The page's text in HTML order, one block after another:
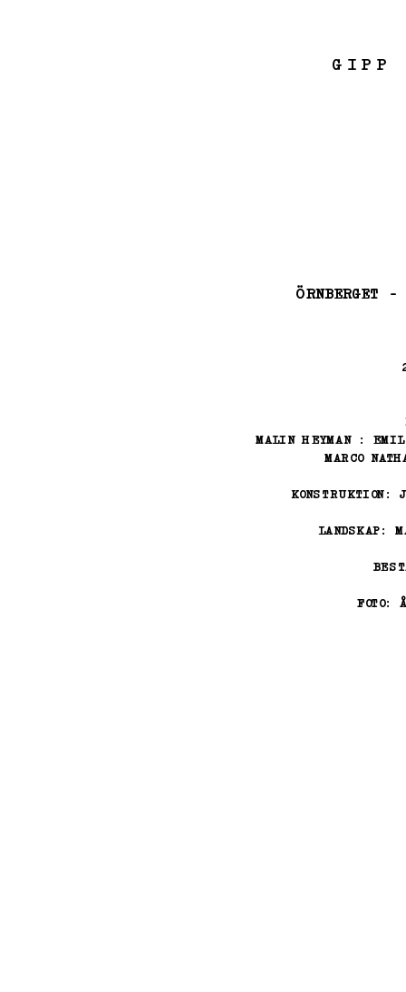
ÖRNBERGET
MALIN HEYMAN : EMIL
MARCO
KONSTRUKTION:
LANDSKAP:
FOTO:
ÖRNBERGET
MALIN HEYMAN : EMIL
MARCO
KONSTRUKTION:
LANDSKAP:
FOTO: